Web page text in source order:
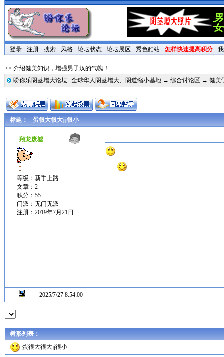
登录 注册 搜索 风格 论坛状态 论坛展区 秀色酷站 怎样快速提高积分
>> 介绍健美知识，增强男子汉的气魄！
盼你乐阴茎增大论坛--全球华人阴茎增大、阴道缩小基地→ 综合讨论区 → 健美
标题： 蛋很大很大jj很小
翔龙废墟
等级：新手上路
文章：2
积分：55
门派：无门无派
注册：2019年7月21日
2025/7/27 8:54:00
树形列表：
蛋很大很大jj很小